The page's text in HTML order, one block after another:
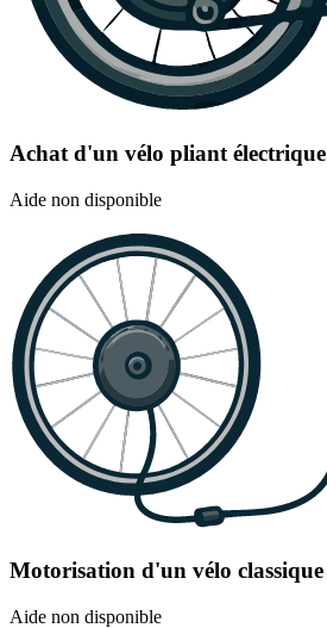
Achat d'un vélo pliant électrique
Aide non disponible
Motorisation d'un vélo classique
Aide non disponible